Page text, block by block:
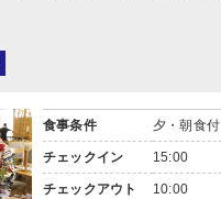
食事条件 夕・朝食付
チェックイン 15:00
チェックアウト 10:00